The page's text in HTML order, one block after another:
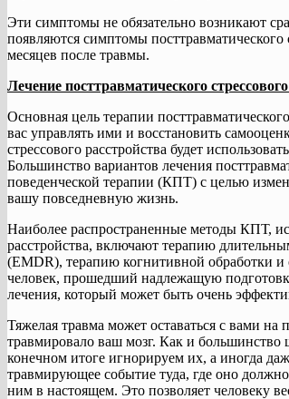
Эти симптомы не обязательно возникают
появляются симптомы посттравматического
месяцев после травмы.
Лечение посттравматического
Основная цель терапии
вас управлять ими и восстановить
стрессового расстройства будет
Большинство вариантов лечения
поведенческой терапии (КПТ) с целью
вашу повседневную жизнь.
Наиболее распространенные методы КПТ,
расстройства, включают терапию
(EMDR), терапию когнитивной обработки
человек, прошедший надлежащую
лечения, который может быть очень
Тяжелая травма может оставаться с вами
травмировало ваш мозг. Как и
конечном итоге игнорируем их, а иногда
травмирующее событие туда, где оно
ним в настоящем. Это позволяет человеку